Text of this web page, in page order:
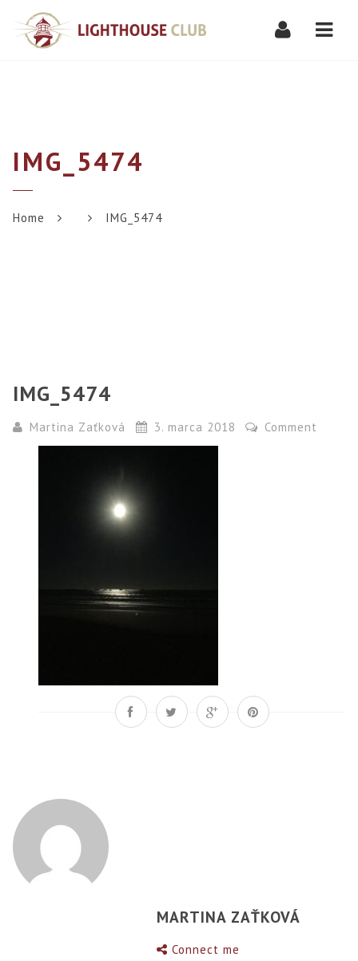
IMG_5474
Home IMG_5474
IMG_5474
Martina Zaťková 3. marca 2018 Comment
MARTINA ZAŤKOVÁ
Connect me